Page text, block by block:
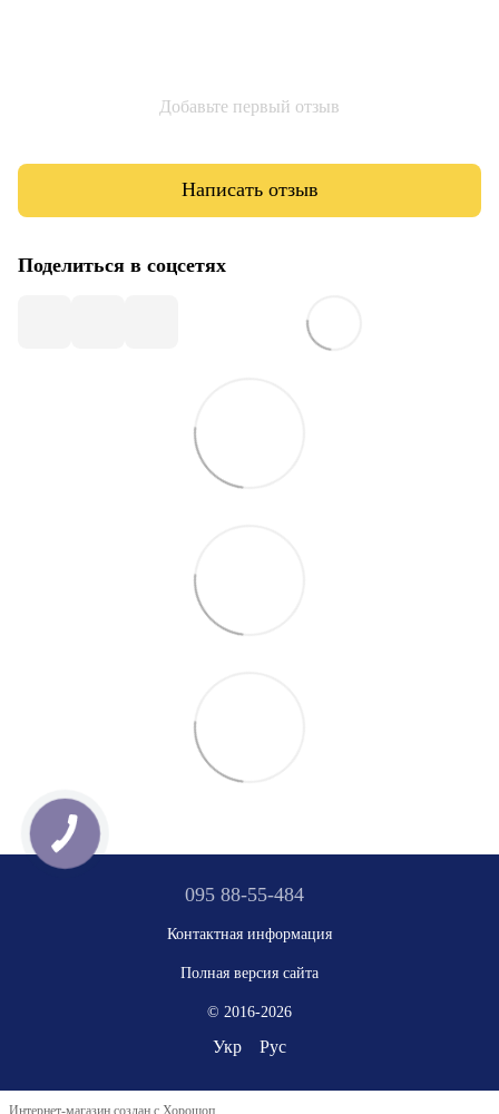
Добавьте первый отзыв
Написать отзыв
Поделиться в соцсетях
095 88-55-484
Контактная информация
Полная версия сайта
© 2016-2026
Укр Рус
Интернет-магазин создан с Хорошоп